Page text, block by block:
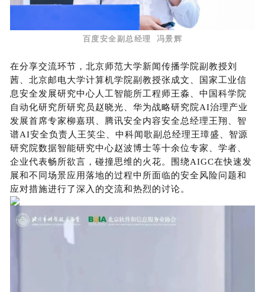
百度安全副总经理 冯景辉
在分享交流环节，北京师范大学新闻传播学院副教授刘
茜、北京邮电大学计算机学院副教授张成文、国家工业信
息安全发展研究中心人工智能所工程师王淼、中国科学院
自动化研究所研究员赵晓光、华为战略研究院AI治理产业
发展首席专家柳嘉琪、腾讯安全内容安全总经理王翔、智
谱AI安全负责人王笑尘、中科闻歌副总经理王璋盛、智源
研究院数据智能研究中心赵波博士等十余位专家、学者、
企业代表畅所欲言，碰撞思维的火花。围绕AIGC在快速发
展和不同场景应用落地的过程中所面临的安全风险问题和
应对措施进行了深入的交流和热烈的讨论。